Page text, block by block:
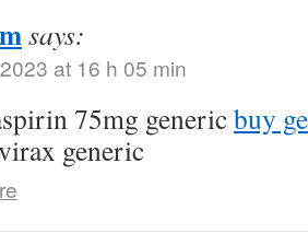
says:
at 16 h 05 min
75mg genericbuy
generic